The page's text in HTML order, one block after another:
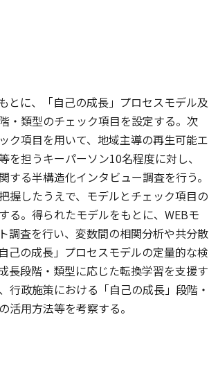
とに、「自己の成長」プロセスモデル及
・類型のチェック項目を設定する。次
ク項目を用いて、地域主導の再生可能エ
を担うキーパーソン10名程度に対し、
する半構造化インタビュー調査を行う。
握したうえで、モデルとチェック項目の
る。得られたモデルをもとに、WEBモ
調査を行い、変数間の相関分析や共分散
己の成長」プロセスモデルの定量的な検
長段階・類型に応じた転換学習を支援す
行政施策における「自己の成長」段階・
活用方法等を考察する。